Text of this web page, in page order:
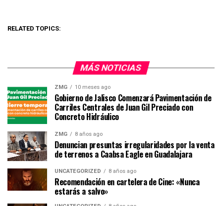
RELATED TOPICS:
MÁS NOTICIAS
ZMG 10 meses ago
Gobierno de Jalisco Comenzará Pavimentación de
Carriles Centrales de Juan Gil Preciado con
Concreto Hidráulico
ZMG 8 años ago
Denuncian presuntas irregularidades por la venta
de terrenos a Caabsa Eagle en Guadalajara
UNCATEGORIZED 8 años ago
Recomendación en cartelera de Cine: «Nunca
estarás a salvo»